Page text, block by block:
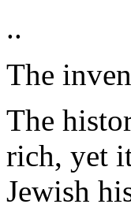
..
The
The
rich, yet
Jewish